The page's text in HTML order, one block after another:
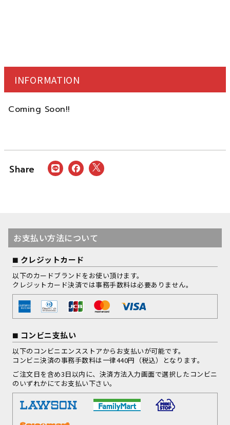
INFORMATION
Coming Soon!!
お支払い方法について
クレジットカード
以下のカードブランドをお使い頂けます。
クレジットカード決済では事務手数料は必要ありません。
コンビニ支払い
以下のコンビニエンスストアからお支払いが可能です。
コンビニ決済の事務手数料は一律440円（税込）となります。
ご注文日を含め3日以内に、決済方法入力画面で選択したコンビニ
のいずれかにてお支払い下さい。